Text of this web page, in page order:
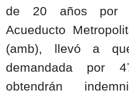
de 20 años por
Acueducto
(amb), llevó a
demandada por
obtendrán